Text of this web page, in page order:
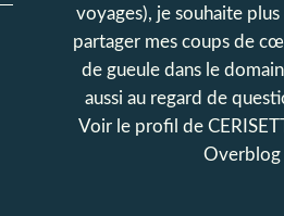
voyages), je souhaite
partager mes coups de
de gueule dans le
aussi au regard de
Voir le profil de
Overblog